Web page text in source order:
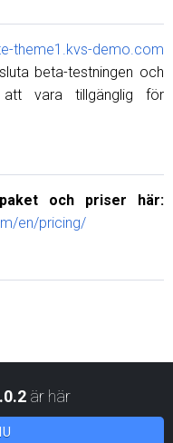
theme1.kvs-demo.com
beta-testningen och
vara tillgänglig för
och priser här:
en/pricing/
är här